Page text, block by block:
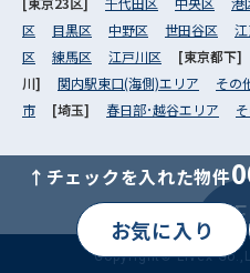
↑チェックを入れた物件
お気に入り
区
目黒区 中野区 世田谷区
区
練馬区 江戸川区 [東京都下]
川] 関内駅東口(海側)エリア その
市
[埼玉] 春日部･越谷エリア
Copyright© Livex